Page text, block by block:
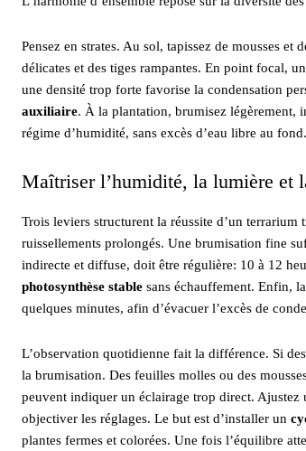
Pensez en strates. Au sol, tapissez de mousses
délicates et des tiges rampantes. En point focal,
une densité trop forte favorise la condensation
auxiliaire. À la plantation, brumisez légèrement,
régime d’humidité, sans excès d’eau libre au fond.
Maîtriser l’humidité, la lumière et
Trois leviers structurent la réussite d’un
ruissellements prolongés. Une brumisation fine
indirecte et diffuse, doit être régulière: 10 à 12
photosynthèse stable sans échauffement. Enfin,
quelques minutes, afin d’évacuer l’excès de
L’observation quotidienne fait la différence. Si
la brumisation. Des feuilles molles ou des
peuvent indiquer un éclairage trop direct. Ajustez
objectiver les réglages. Le but est d’installer un
plantes fermes et colorées. Une fois l’équilibre